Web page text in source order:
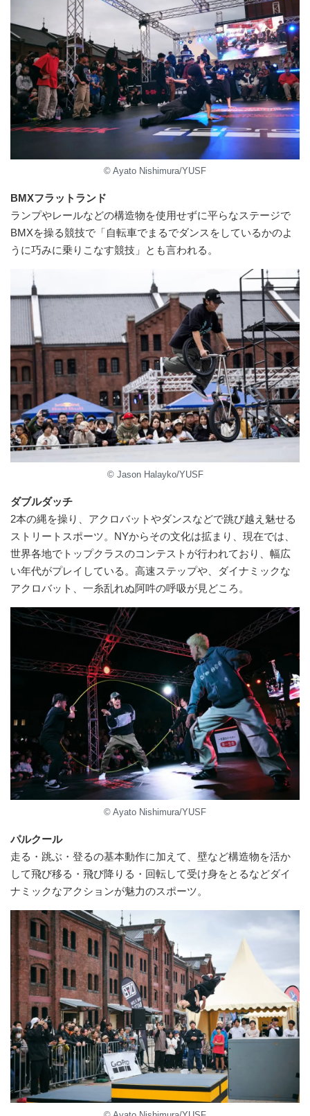
© Ayato Nishimura/YUSF
BMXフラットランド
ランプやレールなどの構造物を使用せずに平らなステージで
BMXを操る競技で「自転車でまるでダンスをしているかのよ
うに巧みに乗りこなす競技」とも言われる。
© Jason Halayko/YUSF
ダブルダッチ
2本の縄を操り、アクロバットやダンスなどで跳び越え魅せる
ストリートスポーツ。NYからその文化は拡まり、現在では、
世界各地でトップクラスのコンテストが行われており、幅広
い年代がプレイしている。高速ステップや、ダイナミックな
アクロバット、一糸乱れぬ阿吽の呼吸が見どころ。
© Ayato Nishimura/YUSF
パルクール
走る・跳ぶ・登るの基本動作に加えて、壁など構造物を活か
して飛び移る・飛び降りる・回転して受け身をとるなどダイ
ナミックなアクションが魅力のスポーツ。